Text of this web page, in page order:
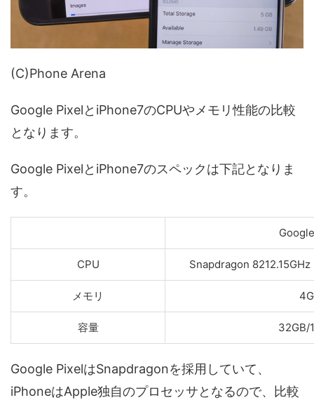
(C)Phone Arena
Google PixelとiPhone7のCPUやメモリ性能の比較
となります。
Google PixelとiPhone7のスペックは下記となりま
す。
CPU Snapdragon
メモリ
容量 32GB/
Google PixelはSnapdragonを採用していて、
iPhoneはApple独自のプロセッサとなるので、比較